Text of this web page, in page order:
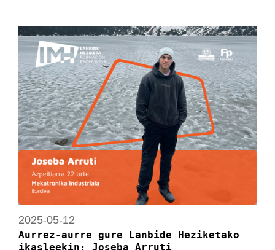
2025-05-12
Aurrez-aurre gure Lanbide Heziketako
ikasleekin: Joseba Arruti